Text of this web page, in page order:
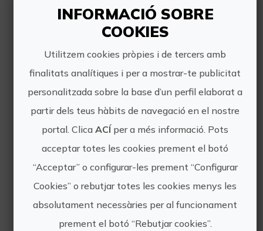
caminart.vlc@gmail.com
nfo@caminart.es
+34676804171
Altres experiències
de CaminArt
INFORMACIÓ SOBRE
COOKIES
Utilitzem cookies pròpies i de tercers amb
finalitats analítiques i per a mostrar-te publicitat
personalitzada sobre la base d’un perfil elaborat a
partir dels teus hàbits de navegació en el nostre
portal. Clica ACÍ per a més informació. Pots
acceptar totes les cookies prement el botó
“Acceptar” o configurar-les prement “Configurar
Cookies” o rebutjar totes les cookies menys les
absolutament necessàries per al funcionament
prement el botó “Rebutjar cookies”.